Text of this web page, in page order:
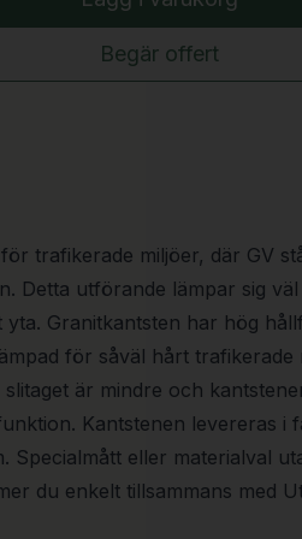
Begär offert
trafikerade miljöer, där GV
Detta utförande lämpar sig
yta. Granitkantsten har hög
för såväl hårt
slitaget är mindre och
Kantstenen levereras i
Specialmått eller materialval
du enkelt tillsammans med